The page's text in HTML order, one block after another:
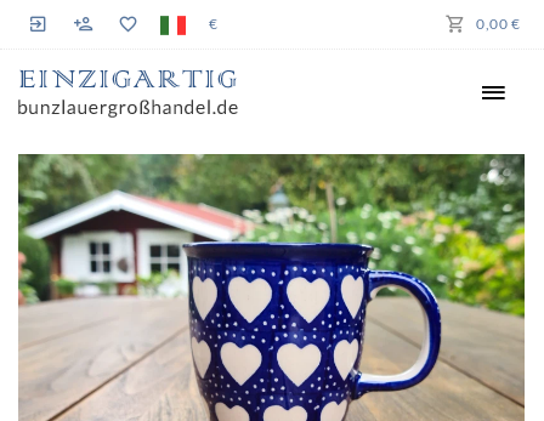
€ 0,00 €